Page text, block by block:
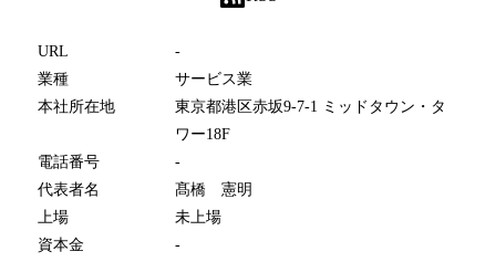
URL
-
業種
サービス業
本社所在地
東京都港区赤坂9-7-1 ミッドタウン・タ
ワー18F
電話番号
-
代表者名
髙橋 憲明
上場
未上場
資本金
-